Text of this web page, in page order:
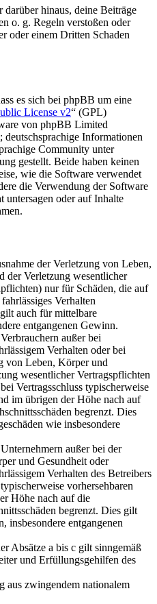
darüber hinaus, deine Beiträge
o. g. Regeln verstoßen oder
oder einem Dritten Schaden
es sich bei phpBB um eine
License v2“ (GPL)
von phpBB Limited
Informationen
Community unter
gestellt. Beide haben keinen
wie die Software verwendet
die Verwendung der Software
untersagen oder auf Inhalte
der Verletzung von Leben,
der Verletzung wesentlicher
nur für Schäden, die auf
Verhalten
auch für mittelbare
entgangenen Gewinn.
außer bei
Verhalten oder bei
von Leben, Körper und
wesentlicher Vertragspflichten
Vertragsschluss typischerweise
im übrigen der Höhe nach auf
begrenzt. Dies
wie insbesondere
außer bei der
und Gesundheit oder
Verhalten des Betreibers
vorhersehbaren
Höhe nach auf die
begrenzt. Dies gilt
insbesondere entgangenen
Absätze a bis c gilt sinngemäß
und Erfüllungsgehilfen des
aus zwingendem nationalem